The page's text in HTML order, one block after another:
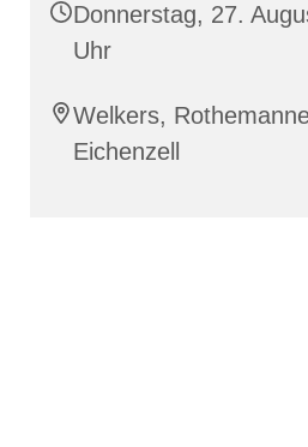
Donnerstag, 27.
Uhr
Welkers,
Eichenzell